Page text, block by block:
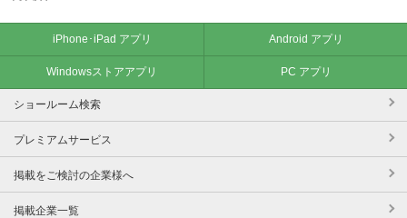
iPhone･iPad アプリ Android アプリ
Windowsストアアプリ PC アプリ
ショールーム検索
プレミアムサービス
掲載をご検討の企業様へ
掲載企業一覧